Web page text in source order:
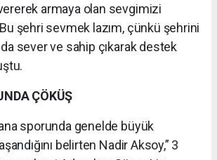
armaya olan sevgimizi
şehri sevmek lazım, çünkü şehrini
da sever ve sahip çıkarak destek
ÇÖKÜŞ
sporunda genelde büyük
belirten Nadir Aksoy,” 3